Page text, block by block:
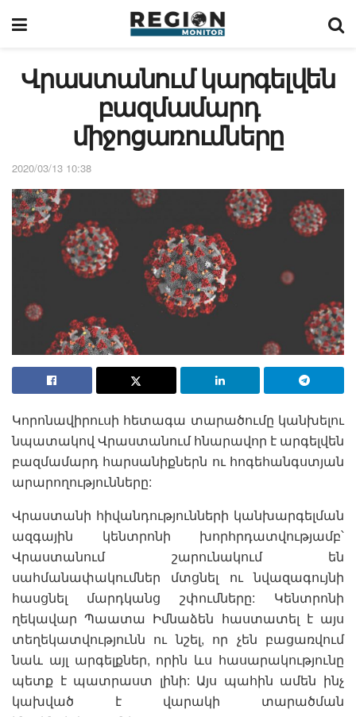
Վրաստանում կարգելվեն
բազմամարդ
միջոցառումները
2020/03/13 10:38
Կորոնավիրուսի հետագա տարածումը կանխելու
նպատակով Վրաստանում հնարավոր է արգելվեն
բազմամարդ հարսանիքներն ու հոգեհանգստյան
արարողությունները:
Վրաստանի հիվանդությունների կանխարգելման
ազգային կենտրոնի խորհրդատվությամբ՝
Վրաստանում շարունակում են
սահմանափակումներ մտցնել ու նվազագույնի
հասցնել մարդկանց շփումները: Կենտրոնի
ղեկավար Պաատա Իմնաձեն հաստատել է այս
տեղեկատվությունն ու նշել, որ չեն բացառվում
նաև այլ արգելքներ, որին ևս հասարակությունը
պետք է պատրաստ լինի: Այս պահին ամեն ինչ
կախված է վարակի տարածման